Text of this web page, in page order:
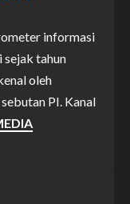
informasi
tahun
oleh
PI. Kanal